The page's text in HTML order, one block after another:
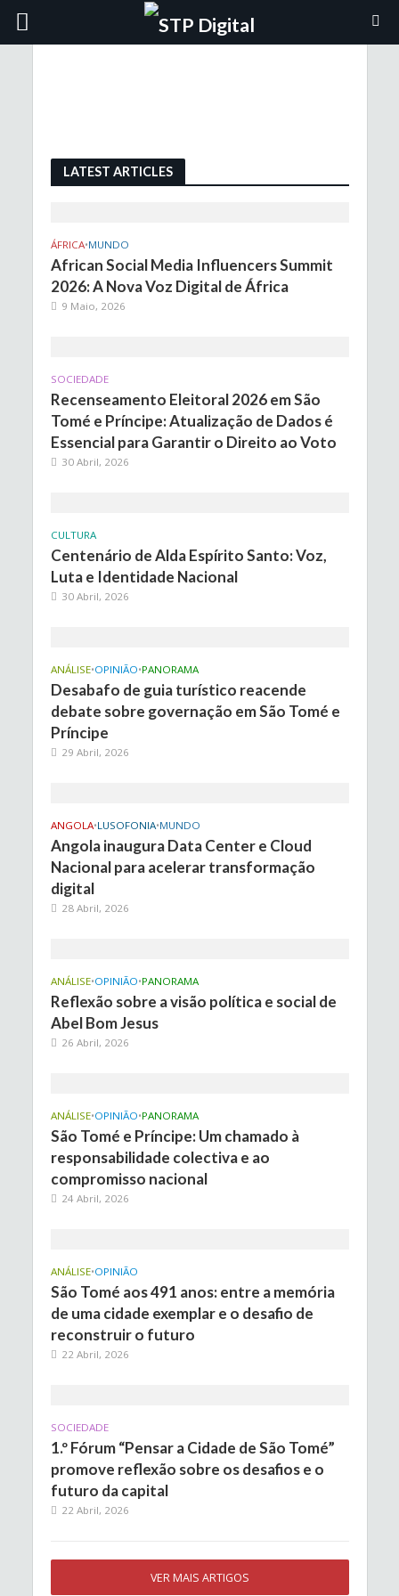
LATEST ARTICLES
ÁFRICA•MUNDO
African Social Media Influencers Summit
2026: A Nova Voz Digital de África
9 Maio, 2026
SOCIEDADE
Recenseamento Eleitoral 2026 em São
Tomé e Príncipe: Atualização de Dados é
Essencial para Garantir o Direito ao Voto
30 Abril, 2026
CULTURA
Centenário de Alda Espírito Santo: Voz,
Luta e Identidade Nacional
30 Abril, 2026
ANÁLISE•OPINIÃO•PANORAMA
Desabafo de guia turístico reacende
debate sobre governação em São Tomé e
Príncipe
29 Abril, 2026
ANGOLA•LUSOFONIA•MUNDO
Angola inaugura Data Center e Cloud
Nacional para acelerar transformação
digital
28 Abril, 2026
ANÁLISE•OPINIÃO•PANORAMA
Reflexão sobre a visão política e social de
Abel Bom Jesus
26 Abril, 2026
ANÁLISE•OPINIÃO•PANORAMA
São Tomé e Príncipe: Um chamado à
responsabilidade colectiva e ao
compromisso nacional
24 Abril, 2026
ANÁLISE•OPINIÃO
São Tomé aos 491 anos: entre a memória
de uma cidade exemplar e o desafio de
reconstruir o futuro
22 Abril, 2026
SOCIEDADE
1.º Fórum “Pensar a Cidade de São Tomé”
promove reflexão sobre os desafios e o
futuro da capital
22 Abril, 2026
VER MAIS ARTIGOS